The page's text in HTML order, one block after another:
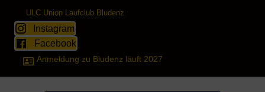
ULC Union Laufclub Bludenz
Instagram
Facebook
Anmeldung zu Bludenz läuft 2027